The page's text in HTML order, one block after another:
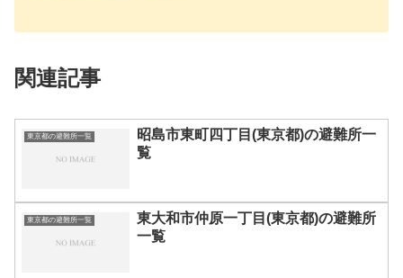
関連記事
東京都の避難所一覧
昭島市東町四丁目(東京都)の避難所一
覧
東京都の避難所一覧
東大和市仲原一丁目(東京都)の避難所
一覧